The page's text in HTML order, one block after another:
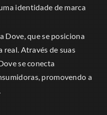
identidade de marca
Dove, que se posiciona
real. Através de suas
se conecta
promovendo a